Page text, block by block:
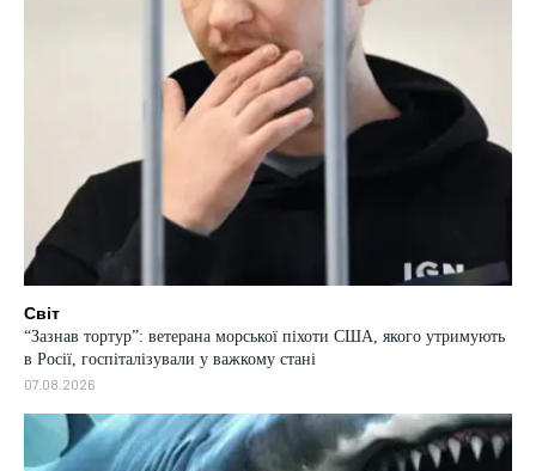
Світ
“Зазнав тортур”: ветерана морської піхоти США, якого утримують
в Росії, госпіталізували у важкому стані
07.08.2026